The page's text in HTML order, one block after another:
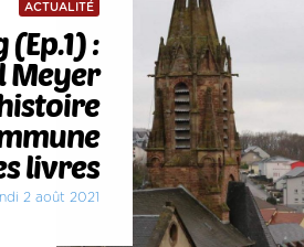
ACTUALITÉ
:
Meyer
livres
2 août 2021